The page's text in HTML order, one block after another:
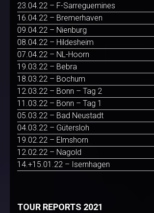
23.04.22 – F-Sarreguemines
16.04.22 – Bremerhaven
09.04.22 – Nienburg
08.04.22 – Hildesheim
07.04.22 – NL-Hoorn
19.03.22 – Bebra
18.03.22 – Bochum
12.03.22 – Bonn – Tag 2
11.03.22 – Bonn – Tag 1
05.03.22 – Bad Neustadt
04.03.22 – Gütersloh
19.02.22 – Elmshorn
12.02.22 – Nagold
14.+15.01.22 – Isernhagen
TOUR REPORTS 2021